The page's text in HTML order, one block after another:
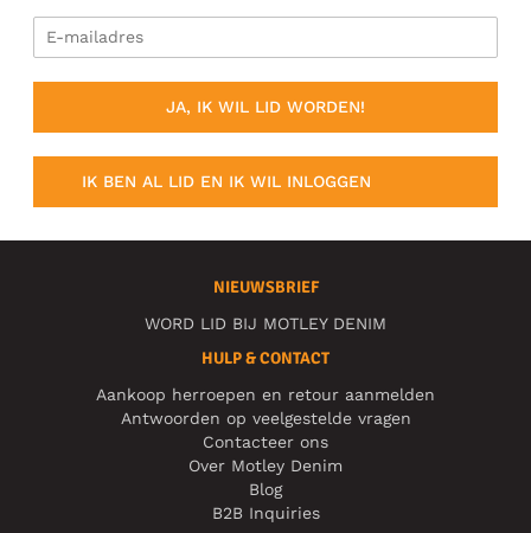
JA, IK WIL LID WORDEN!
IK BEN AL LID EN IK WIL INLOGGEN
NIEUWSBRIEF
WORD LID BIJ MOTLEY DENIM
HULP & CONTACT
Aankoop herroepen en retour aanmelden
Antwoorden op veelgestelde vragen
Contacteer ons
Over Motley Denim
Blog
B2B Inquiries